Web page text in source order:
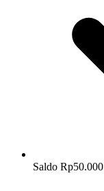
Saldo Rp50.000